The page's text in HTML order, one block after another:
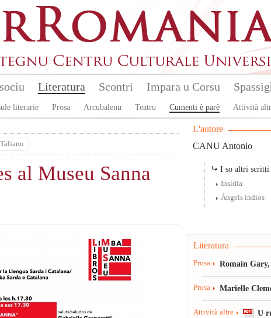
Literatura
literarie Prosa Arcubalenu Teatru Cumenti è parè Attività
Scontri Impara u Corsu
Talianu
al Museu Sanna
L'autore
CANU Antonio
I so altri scritti
Insídia
Àngels indios
Literatura
Prosa Romain
Prosa Marielle
Attività altre U